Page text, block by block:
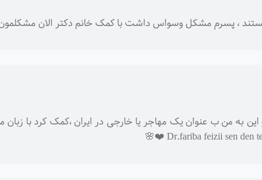
، پسرم مشکل وسواس داشت با کمک خانم دکتر الان
به من ب عنوان یک مهاجر یا خارجی در ایران ،کمک کرد با زبان